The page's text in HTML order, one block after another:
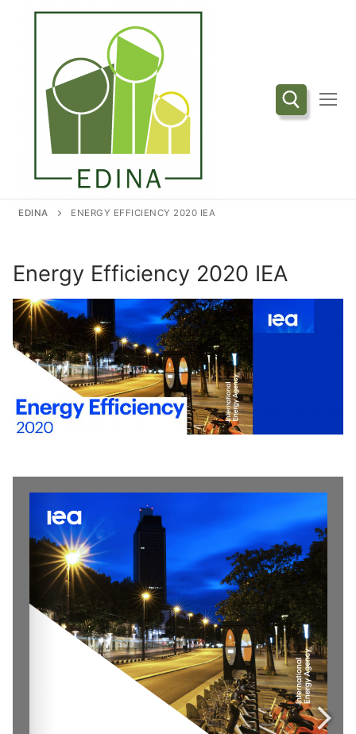
Przejdź
Szukaj:
EDINA ENERGY EFFICIENCY 2020 IEA
Energy Efficiency 2020 IEA